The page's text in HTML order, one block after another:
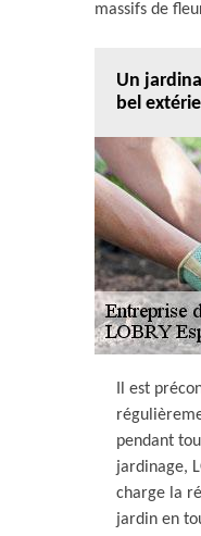
massifs de
Un
bel
Il est
pendant
jardinage,
charge la
jardin en